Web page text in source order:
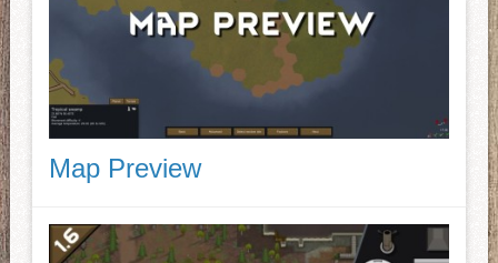
Map Preview